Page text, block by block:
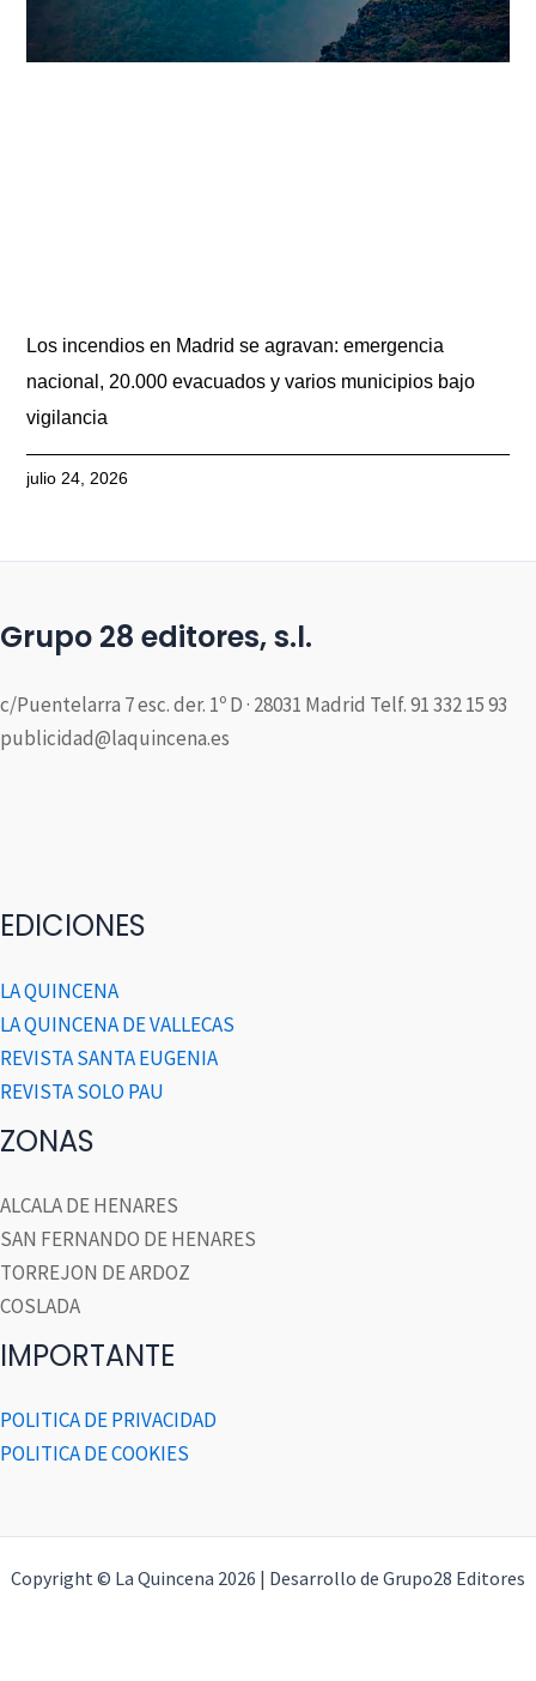
Los incendios en Madrid se agravan: emergencia
nacional, 20.000 evacuados y varios municipios bajo
vigilancia
julio 24, 2026
Grupo 28 editores, s.l.
c/Puentelarra 7 esc. der. 1º D · 28031 Madrid Telf. 91 332 15 93
publicidad@laquincena.es
EDICIONES
LA QUINCENA
LA QUINCENA DE VALLECAS
REVISTA SANTA EUGENIA
REVISTA SOLO PAU
ZONAS
ALCALA DE HENARES
SAN FERNANDO DE HENARES
TORREJON DE ARDOZ
COSLADA
IMPORTANTE
POLITICA DE PRIVACIDAD
POLITICA DE COOKIES
Copyright © La Quincena 2026 | Desarrollo de Grupo28 Editores